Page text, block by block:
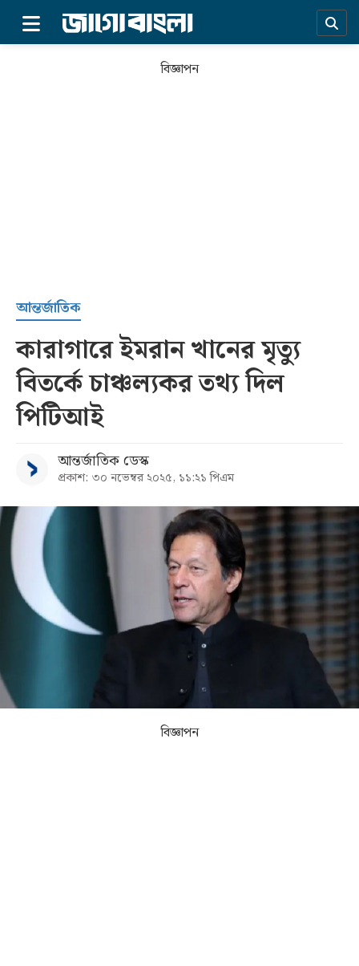
সর্বশেষ
সব
বিভাগ
আর্কাইভ
কনভার্টার
বিজ্ঞাপন
আন্তর্জাতিক
কারাগারে ইমরান খানের মৃত্যু
বিতর্কে চাঞ্চল্যকর তথ্য দিল
পিটিআই
আন্তর্জাতিক ডেস্ক
প্রকাশ: ৩০ নভেম্বর ২০২৫, ১১:২১ পিএম
বিজ্ঞাপন